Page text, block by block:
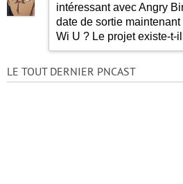
intéressant avec Angry
date de sortie
Wi U ? Le projet existe-t-
LE TOUT DERNIER PNCAST